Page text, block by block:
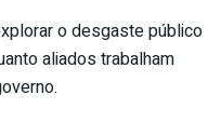
o desgaste público
aliados trabalham